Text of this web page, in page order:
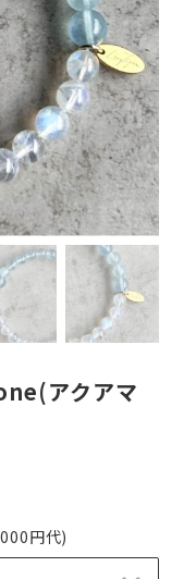
アクアマ
円代)